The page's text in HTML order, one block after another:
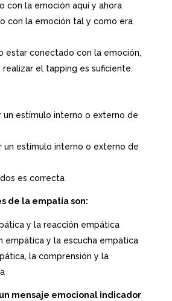
con la emoción aquí y ahora
con la emoción tal y como era
estar conectado con la emoción,
el tapping es suficiente.
un estímulo interno o externo de
un estímulo interno o externo de
es correcta
de la empatía son:
y la reacción empática
empática y la escucha empática
la comprensión y la
mensaje emocional indicador